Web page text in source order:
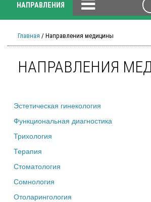
НАПРАВЛЕНИЯ
Главная / Направления медицины
НАПРАВЛЕНИЯ
Эстетическая гинекология
Функциональная диагностика
Трихология
Терапия
Стоматология
Сомнология
Отоларингология